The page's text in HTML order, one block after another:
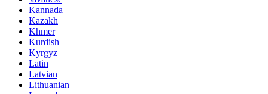
Kannada
Kazakh
Khmer
Kurdish
Kyrgyz
Latin
Latvian
Lithuanian